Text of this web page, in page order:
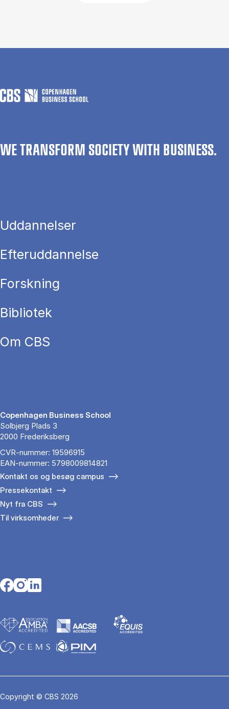
WE TRANSFORM SOCIETY WITH BUSINESS.
Uddannelser
Efteruddannelse
Forskning
Bibliotek
Om CBS
Copenhagen Business School
Solbjerg Plads 3
2000 Frederiksberg
CVR-nummer: 19596915
EAN-nummer: 5798009814821
Kontakt os og besøg campus
Pressekontakt
Nyt fra CBS
Til virksomheder
Opens in a new tab
Opens in a new tab
Opens in a new tab
Copyright © CBS 2026